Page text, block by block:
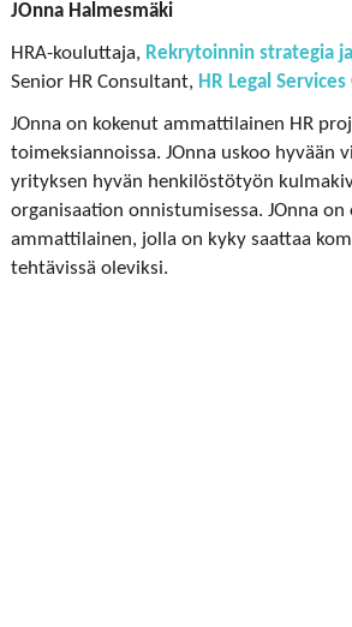
JOnna Halmesmäki
HRA-kouluttaja, Rekrytoinnin strategia
Senior HR Consultant, HR Legal Services
JOnna on kokenut ammattilainen HR
toimeksiannoissa. JOnna uskoo hyvään
yrityksen hyvän henkilöstötyön
organisaation onnistumisessa. JOnna
ammattilainen, jolla on kyky saattaa
tehtävissä oleviksi.